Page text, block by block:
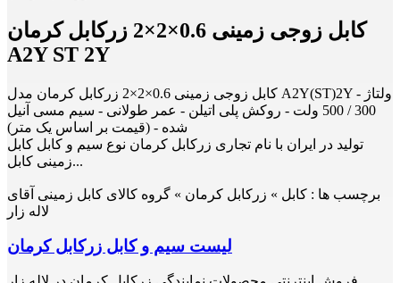
کابل زوجی زمینی 0.6×2×2 زرکابل کرمان
A2Y ST 2Y
کابل زوجی زمینی 0.6×2×2 زرکابل کرمان مدل A2Y(ST)2Y - ولتاژ
300 / 500 ولت - روکش پلی اتیلن - عمر طولانی - سیم مسی آنیل
شده - (قیمت بر اساس یک متر)
تولید در ایران با نام تجاری زرکابل کرمان نوع سیم و کابل کابل
زمینی کابل...
برچسب ها : کابل » زرکابل کرمان » گروه کالای کابل زمینی آقای
لاله زار
لیست سیم و کابل زرکابل کرمان